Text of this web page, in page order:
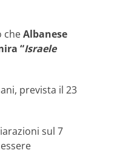
cheAlbanese
“Israele
prevista il 23
sul 7